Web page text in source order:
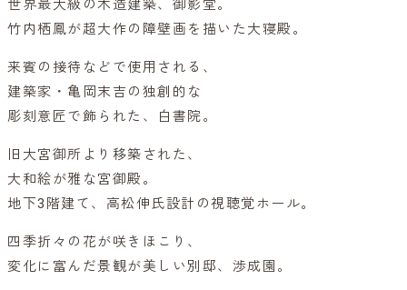
世界最大級の木造建築、御影堂。
竹内栖鳳が超大作の障壁画を描いた大寝殿。
来賓の接待などで使用される、
建築家・亀岡末吉の独創的な
彫刻意匠で飾られた、白書院。
旧大宮御所より移築された、
大和絵が雅な宮御殿。
地下3階建て、高松伸氏設計の視聴覚ホール。
四季折々の花が咲きほこり、
変化に富んだ景観が美しい別邸、渉成園。